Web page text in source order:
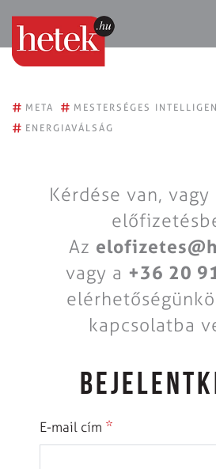
# META # MESTERSÉGES
# ENERGIAVÁLSÁG
Kérdése van,
Az
vagy a +36 20
kapcsolatba
E-mail cím *